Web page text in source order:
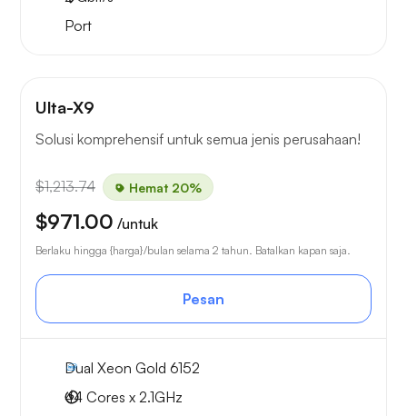
Port
Ulta-X9
Solusi komprehensif untuk semua jenis perusahaan!
$1,213.74 Hemat 20%
$971.00 /untuk
Berlaku hingga {harga}/bulan selama 2 tahun. Batalkan kapan saja.
Pesan
Dual Xeon Gold 6152
44 Cores x 2.1GHz